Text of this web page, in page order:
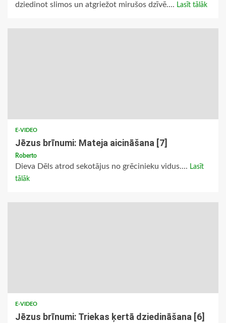
dziedinot slimos un atgriežot mirušos dzīvē.... Lasīt tālāk
E-VIDEO
Jēzus brīnumi: Mateja aicināšana [7]
Roberto
Dieva Dēls atrod sekotājus no grēcinieku vidus.... Lasīt
tālāk
E-VIDEO
Jēzus brīnumi: Triekas ķertā dziedināšana [6]